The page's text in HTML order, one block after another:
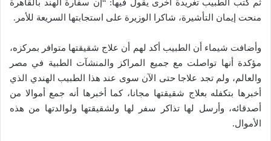
ثم كتب الطبيب تغريدة أخرى يقول فيها: “إن سفارة الهند بالقاهرة
منحت إيمان التأشيرة، شاكرا الوزيرة على استجابتها السريعة للأمر.
وأضافت شيماء أن الطبيب أكد لهم أن علاج شقيقتها متوافر بمركزه،
مؤكدة أنها تواصلت مع جميع المراكز والمنشآت الطبية في مصر
والعالم، ولم تجد علاجا حتى الآن سوى عند هذا الطبيب الهندي الذي
أخبرها بتكفله بعلاج شقيقتها مجانا، كما أخبرها أنه جمع أموالا من
أصدقائه، وأرسل لها تذاكر سفر لها ولشقيقتها ولوالدتها من هذه
الأموال.